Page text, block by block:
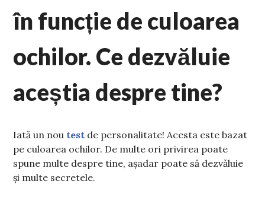
în funcție de culoarea
ochilor. Ce dezvăluie
aceștia despre tine?
Iată un nou test de personalitate! Acesta este bazat
pe culoarea ochilor. De multe ori privirea poate
spune multe despre tine, așadar poate să dezvăluie
și multe secretele.